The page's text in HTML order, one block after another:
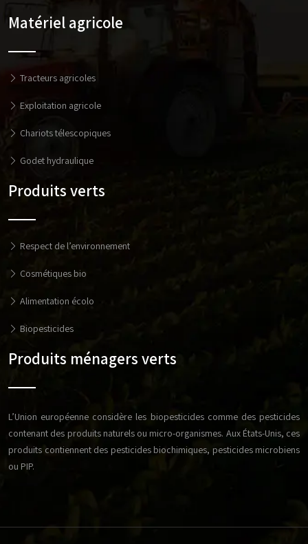
Matériel agricole
Tracteurs agricoles
Exploitation agricole
Chariots télescopiques
Godet hydraulique
Produits verts
Respect de l’environnement
Cosmétiques bio
Alimentation écolo
Biopesticides
Produits ménagers verts
L’Union européenne considère les biopesticides comme des pesticides
contenant des produits naturels ou micro-organismes. Aux États-Unis, ces
produits contiennent des pesticides biochimiques, pesticides microbiens
ou PIP.